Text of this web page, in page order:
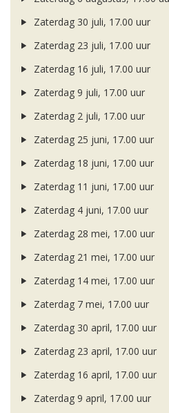
Zaterdag 30 juli, 17.00 uur
Zaterdag 23 juli, 17.00 uur
Zaterdag 16 juli, 17.00 uur
Zaterdag 9 juli, 17.00 uur
Zaterdag 2 juli, 17.00 uur
Zaterdag 25 juni, 17.00 uur
Zaterdag 18 juni, 17.00 uur
Zaterdag 11 juni, 17.00 uur
Zaterdag 4 juni, 17.00 uur
Zaterdag 28 mei, 17.00 uur
Zaterdag 21 mei, 17.00 uur
Zaterdag 14 mei, 17.00 uur
Zaterdag 7 mei, 17.00 uur
Zaterdag 30 april, 17.00 uur
Zaterdag 23 april, 17.00 uur
Zaterdag 16 april, 17.00 uur
Zaterdag 9 april, 17.00 uur